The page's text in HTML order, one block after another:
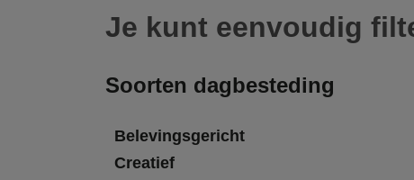
Je kunt eenvoudig
Soorten dagbesteding
Belevingsgericht
Creatief